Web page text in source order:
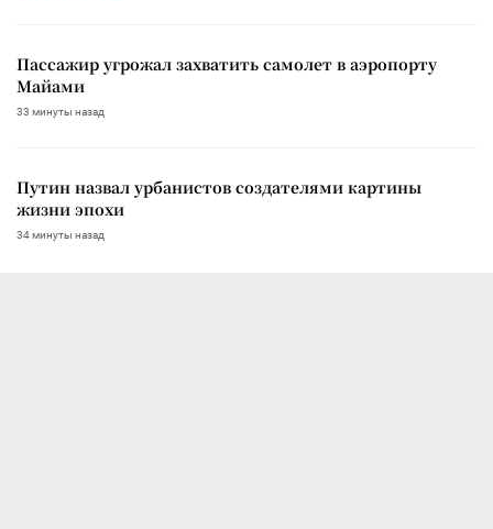
Пассажир угрожал захватить самолет в аэропорту
Майами
33 минуты назад
Путин назвал урбанистов создателями картины
жизни эпохи
34 минуты назад